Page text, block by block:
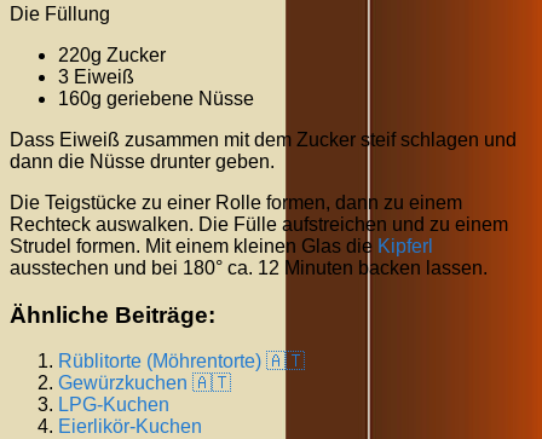
Die Füllung
220g Zucker
3 Eiweiß
160g geriebene Nüsse
Dass Eiweiß zusammen mit dem Zucker steif schlagen und
dann die Nüsse drunter geben.
Die Teigstücke zu einer Rolle formen, dann zu einem
Rechteck auswalken. Die Fülle aufstreichen und zu einem
Strudel formen. Mit einem kleinen Glas die Kipferl
ausstechen und bei 180° ca. 12 Minuten backen lassen.
Ähnliche Beiträge:
Rüblitorte (Möhrentorte) 🇦🇹
Gewürzkuchen 🇦🇹
LPG-Kuchen
Eierlikör-Kuchen